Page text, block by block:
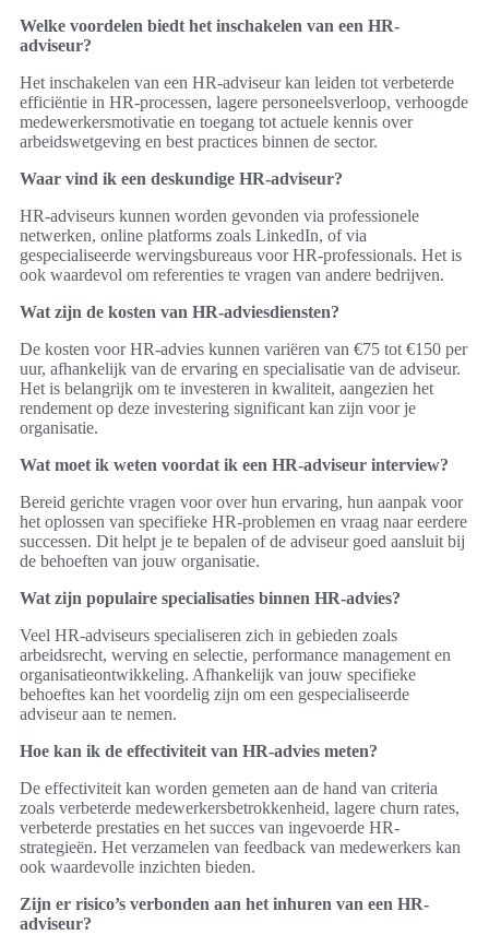
Welke voordelen biedt het inschakelen van een HR-
adviseur?
Het inschakelen van een HR-adviseur kan leiden tot verbeterde
efficiëntie in HR-processen, lagere personeelsverloop, verhoogde
medewerkersmotivatie en toegang tot actuele kennis over
arbeidswetgeving en best practices binnen de sector.
Waar vind ik een deskundige HR-adviseur?
HR-adviseurs kunnen worden gevonden via professionele
netwerken, online platforms zoals LinkedIn, of via
gespecialiseerde wervingsbureaus voor HR-professionals. Het is
ook waardevol om referenties te vragen van andere bedrijven.
Wat zijn de kosten van HR-adviesdiensten?
De kosten voor HR-advies kunnen variëren van €75 tot €150 per
uur, afhankelijk van de ervaring en specialisatie van de adviseur.
Het is belangrijk om te investeren in kwaliteit, aangezien het
rendement op deze investering significant kan zijn voor je
organisatie.
Wat moet ik weten voordat ik een HR-adviseur interview?
Bereid gerichte vragen voor over hun ervaring, hun aanpak voor
het oplossen van specifieke HR-problemen en vraag naar eerdere
successen. Dit helpt je te bepalen of de adviseur goed aansluit bij
de behoeften van jouw organisatie.
Wat zijn populaire specialisaties binnen HR-advies?
Veel HR-adviseurs specialiseren zich in gebieden zoals
arbeidsrecht, werving en selectie, performance management en
organisatieontwikkeling. Afhankelijk van jouw specifieke
behoeftes kan het voordelig zijn om een gespecialiseerde
adviseur aan te nemen.
Hoe kan ik de effectiviteit van HR-advies meten?
De effectiviteit kan worden gemeten aan de hand van criteria
zoals verbeterde medewerkersbetrokkenheid, lagere churn rates,
verbeterde prestaties en het succes van ingevoerde HR-
strategieën. Het verzamelen van feedback van medewerkers kan
ook waardevolle inzichten bieden.
Zijn er risico’s verbonden aan het inhuren van een HR-
adviseur?